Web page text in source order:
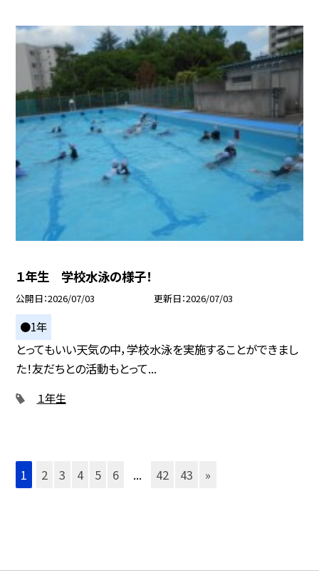
１年生 学校水泳の様子！
公開日 2026/07/03 更新日 2026/07/03
●1年
とってもいい天気の中，学校水泳を実施することができまし
た！友だちとの活動もとって...
１年生
1 2 3 4 5 6 ... 42 43 »